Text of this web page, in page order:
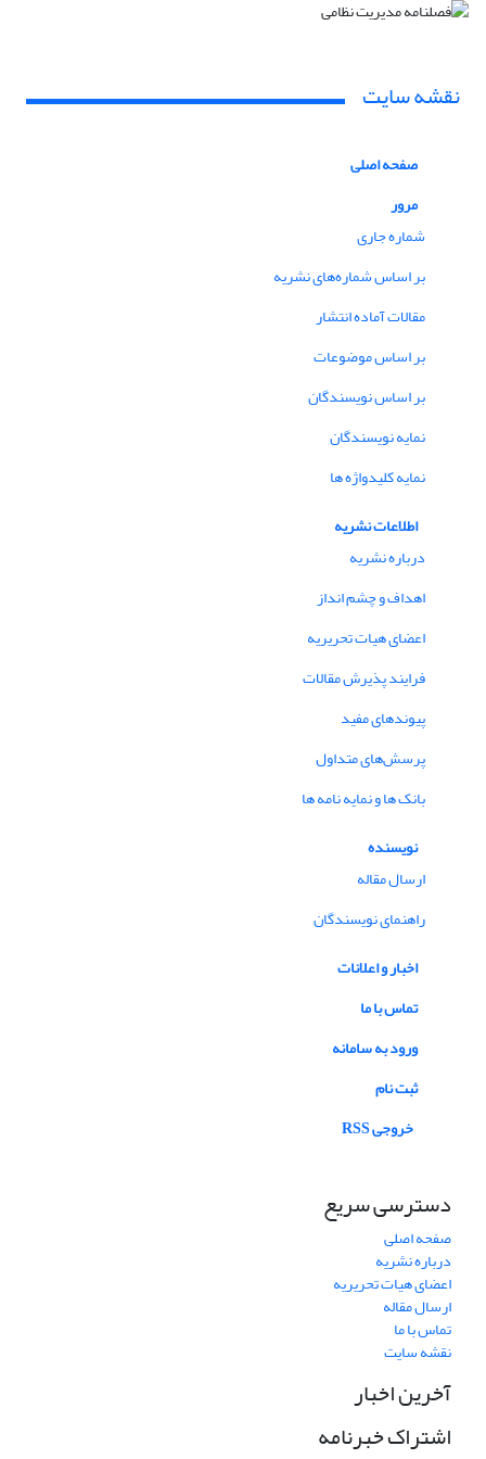
نقشه سایت
صفحه اصلی
مرور
شماره جاری
بر اساس شماره‌های نشریه
مقالات آماده انتشار
بر اساس موضوعات
بر اساس نویسندگان
نمایه نویسندگان
نمایه کلیدواژه ها
اطلاعات نشریه
درباره نشریه
اهداف و چشم انداز
اعضای هیات تحریریه
فرایند پذیرش مقالات
پیوندهای مفید
پرسش‌های متداول
بانک ها و نمایه نامه ها
نویسنده
ارسال مقاله
راهنمای نویسندگان
اخبار و اعلانات
تماس با ما
ورود به سامانه
ثبت نام
خروجی RSS
دسترسی سریع
صفحه اصلی
درباره نشریه
اعضای هیات تحریریه
ارسال مقاله
تماس با ما
نقشه سایت
آخرین اخبار
اشتراک خبرنامه